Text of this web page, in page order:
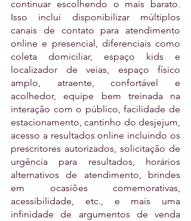
continuar escolhendo o mais barato.
Isso inclui disponibilizar múltiplos
canais de contato para atendimento
online e presencial, diferenciais como
coleta domiciliar, espaço kids e
localizador de veias, espaço físico
amplo, atraente, confortável e
acolhedor, equipe bem treinada na
interação com o público, facilidade de
estacionamento, cantinho do desjejum,
acesso a resultados online incluindo os
prescritores autorizados, solicitação de
urgência para resultados, horários
alternativos de atendimento, brindes
em ocasiões comemorativas,
acessibilidade, etc., e mais uma
infinidade de argumentos de venda